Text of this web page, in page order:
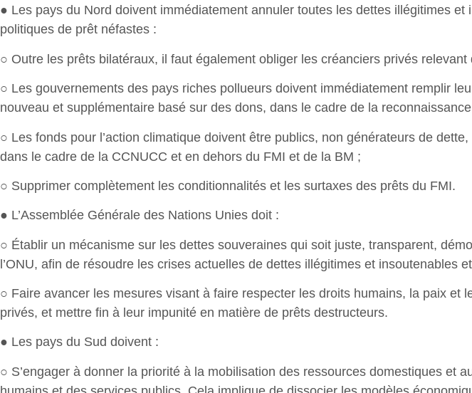
● Les pays du Nord doivent immédiatement annuler toutes les dettes illégitimes
politiques de prêt néfastes :
○ Outre les prêts bilatéraux, il faut également obliger les créanciers privés
○ Les gouvernements des pays riches pollueurs doivent immédiatement remplir
nouveau et supplémentaire basé sur des dons, dans le cadre de la
○ Les fonds pour l’action climatique doivent être publics, non générateurs de
dans le cadre de la CCNUCC et en dehors du FMI et de la BM ;
○ Supprimer complètement les conditionnalités et les surtaxes des prêts du FMI.
● L’Assemblée Générale des Nations Unies doit :
○ Établir un mécanisme sur les dettes souveraines qui soit juste, transparent,
l’ONU, afin de résoudre les crises actuelles de dettes illégitimes et insoutenables
○ Faire avancer les mesures visant à faire respecter les droits humains, la paix
privés, et mettre fin à leur impunité en matière de prêts destructeurs.
● Les pays du Sud doivent :
○ S’engager à donner la priorité à la mobilisation des ressources domestiques